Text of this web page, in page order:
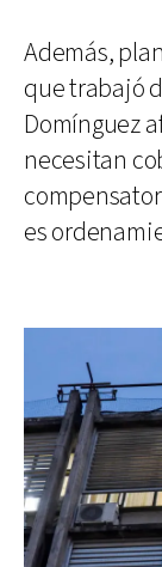
Además,
que trabajó
Domínguez
necesitan
es